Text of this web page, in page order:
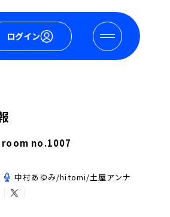
ログイン
room no.1007
中村あゆみ/hitomi/土屋アンナ